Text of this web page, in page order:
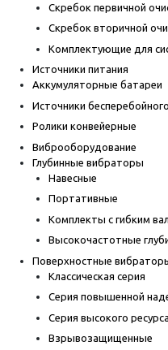
Скребок первичной
Скребок вторичной
Комплектующие для
Источники питания
Аккумуляторные батареи
Источники
Ролики конвейерные
Виброоборудование
Глубинные вибраторы
Навесные
Портативные
Комплекты с гибким
Высокочастотные
Поверхностные
Классическая серия
Серия повышенной
Серия высокого ресурса
Взрывозащищенные